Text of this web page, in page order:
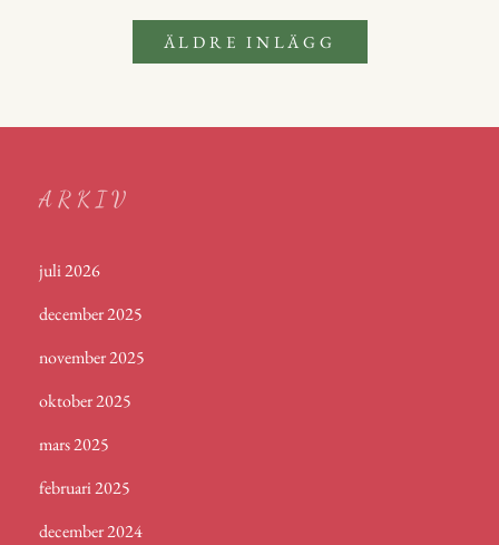
InläggsnavigeringÄLDRE INLÄGG
ARKIV
juli 2026
december 2025
november 2025
oktober 2025
mars 2025
februari 2025
december 2024